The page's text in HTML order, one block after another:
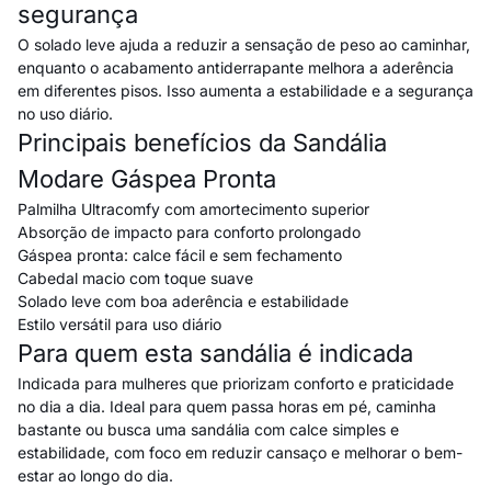
segurança
O solado leve ajuda a reduzir a sensação de peso ao caminhar,
enquanto o acabamento antiderrapante melhora a aderência
em diferentes pisos. Isso aumenta a estabilidade e a segurança
no uso diário.
Principais benefícios da Sandália
Modare Gáspea Pronta
Palmilha Ultracomfy com amortecimento superior
Absorção de impacto para conforto prolongado
Gáspea pronta: calce fácil e sem fechamento
Cabedal macio com toque suave
Solado leve com boa aderência e estabilidade
Estilo versátil para uso diário
Para quem esta sandália é indicada
Indicada para mulheres que priorizam conforto e praticidade
no dia a dia. Ideal para quem passa horas em pé, caminha
bastante ou busca uma sandália com calce simples e
estabilidade, com foco em reduzir cansaço e melhorar o bem-
estar ao longo do dia.